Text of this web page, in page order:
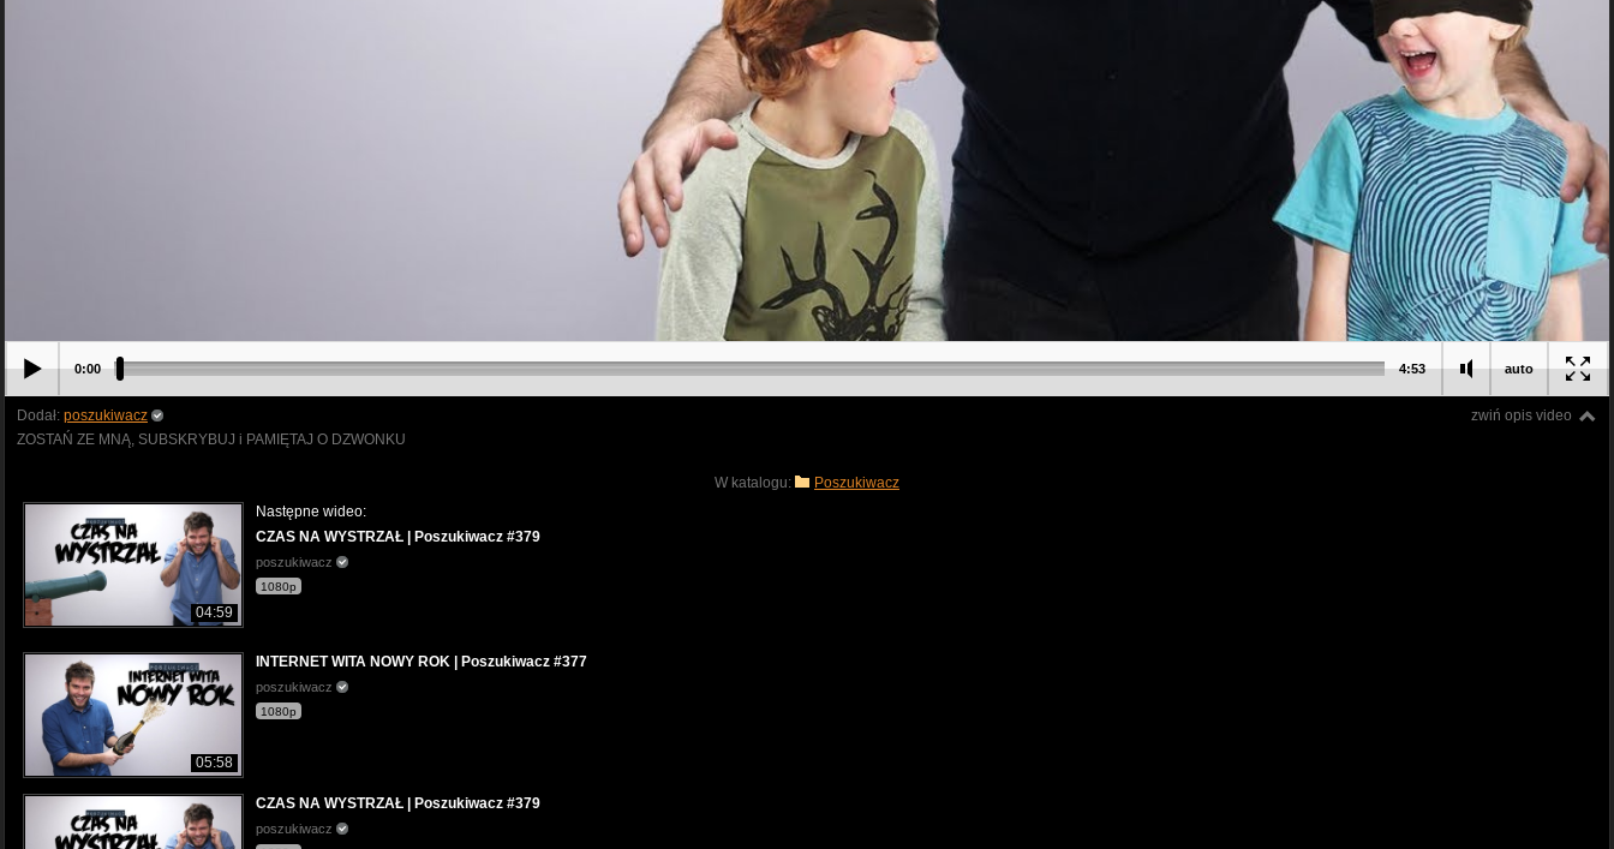
auto
0:00 4:53
zwiń opis video
Dodał: poszukiwacz
ZOSTAŃ ZE MNĄ, SUBSKRYBUJ i PAMIĘTAJ O DZWONKU
W katalogu: Poszukiwacz
04:59
Następne wideo:
CZAS NA WYSTRZAŁ | Poszukiwacz #379
poszukiwacz
1080p
05:58
INTERNET WITA NOWY ROK | Poszukiwacz #377
poszukiwacz
1080p
CZAS NA WYSTRZAŁ | Poszukiwacz #379
poszukiwacz